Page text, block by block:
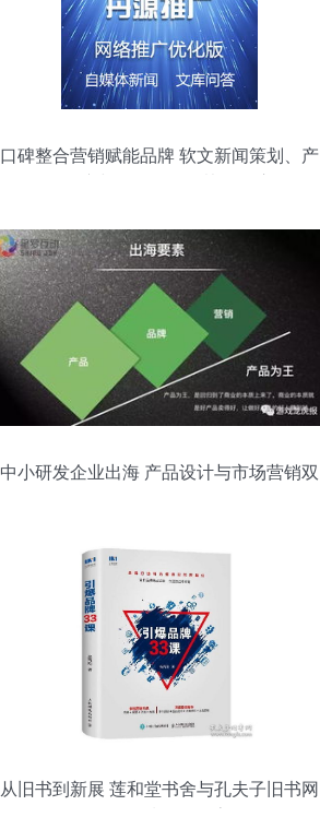
口碑整合营销赋能品牌 软文新闻策划、产
中小研发企业出海 产品设计与市场营销双
从旧书到新展 莲和堂书舍与孔夫子旧书网